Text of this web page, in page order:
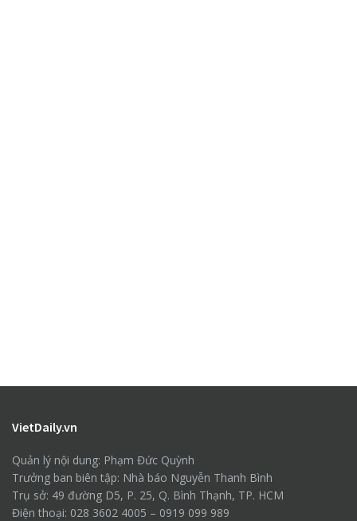
VietDaily.vn
Quản lý nội dung: Phạm Đức Quỳnh
Trưởng ban biên tập: Nhà báo Nguyễn Thanh Bình
Trụ sở: 49 đường D5, P. 25, Q. Bình Thạnh, TP. HCM
Điện thoại: 028 3602 4005 – 0919 099 989